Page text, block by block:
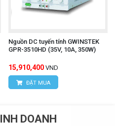
Nguồn DC tuyến tính GWINSTEK
GPR-3510HD (35V, 10A, 350W)
15,910,400 VND
ĐẶT MUA
DOANH